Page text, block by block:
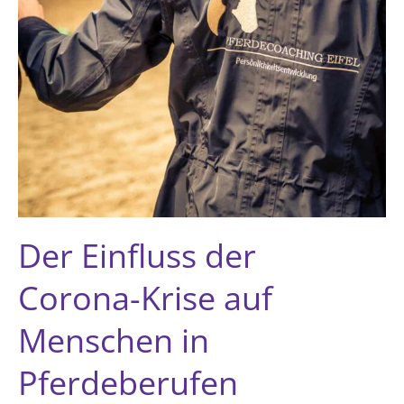
Der Einfluss der
Corona-Krise auf
Menschen in
Pferdeberufen